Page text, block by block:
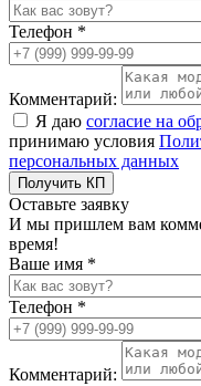
Телефон *
Комментарий:
Я даю согласие на
принимаю условия
персональных данных
Получить КП
Оставьте заявку
И мы пришлем вам
время!
Ваше имя *
Телефон *
Комментарий: